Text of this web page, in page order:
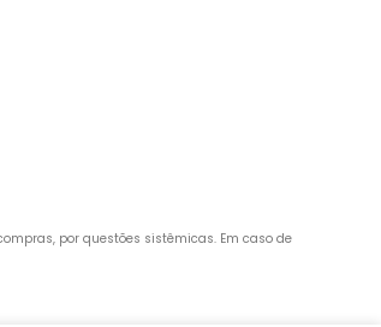
por questões sistêmicas. Em caso de